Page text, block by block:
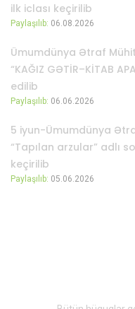
ilk iclası keçirilib
Paylaşılıb: 06.08.2026
Ümumdünya Ətraf
“KAĞIZ GƏTİR–KİTAB
edilib
Paylaşılıb: 06.06.2026
5 iyun-Ümumdünya
“Tapılan arzular” adlı
keçirilib
Paylaşılıb: 05.06.2026